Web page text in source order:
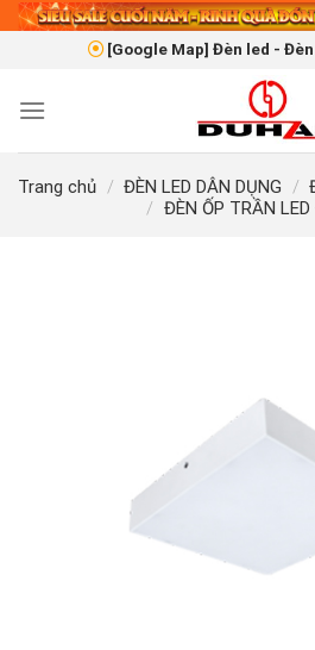
Skip
[Google Map] Đèn led -
Trang chủ / ĐÈN LED DÂN DỤNG /
/ ĐÈN ỐP TRẦN